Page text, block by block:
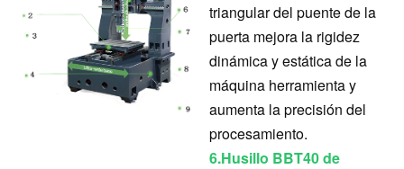
triangular del puente de la
puerta mejora la rigidez
dinámica y estática de la
máquina herramienta y
aumenta la precisión del
procesamiento.
6.Husillo BBT40 de